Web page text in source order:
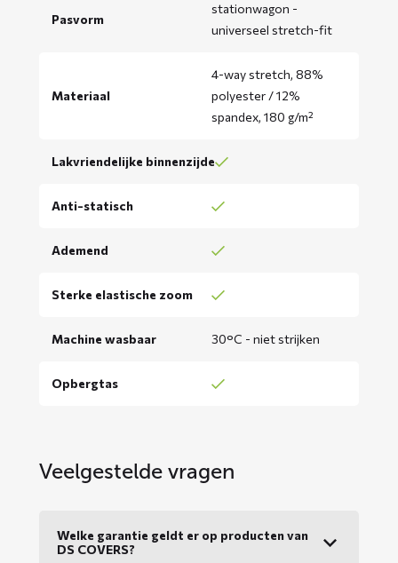
Pasvorm
stationwagon -
universeel stretch-fit
Materiaal
4-way stretch, 88%
polyester / 12%
spandex, 180 g/m²
Lakvriendelijke binnenzijde
Anti-statisch
Ademend
Sterke elastische zoom
Machine wasbaar 30°C - niet strijken
Opbergtas
Veelgestelde vragen
Welke garantie geldt er op producten van
DS COVERS?